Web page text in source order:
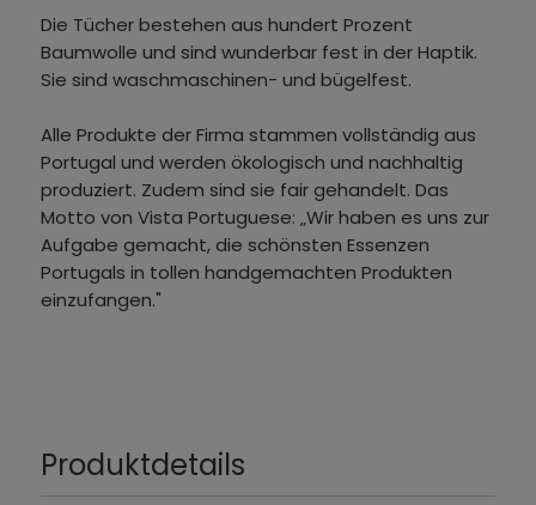
Die Tücher bestehen aus hundert Prozent
Baumwolle und sind wunderbar fest in der Haptik.
Sie sind waschmaschinen- und bügelfest.
Alle Produkte der Firma stammen vollständig aus
Portugal und werden ökologisch und nachhaltig
produziert. Zudem sind sie fair gehandelt. Das
Motto von Vista Portuguese: „Wir haben es uns zur
Aufgabe gemacht, die schönsten Essenzen
Portugals in tollen handgemachten Produkten
einzufangen."
Produktdetails